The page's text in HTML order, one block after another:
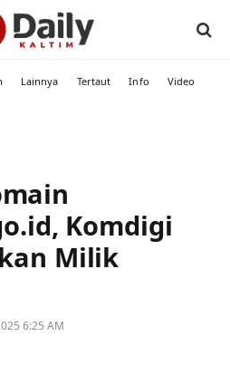
Lainnya Tertaut Info Video
Komdigi
Milik
6:25 AM